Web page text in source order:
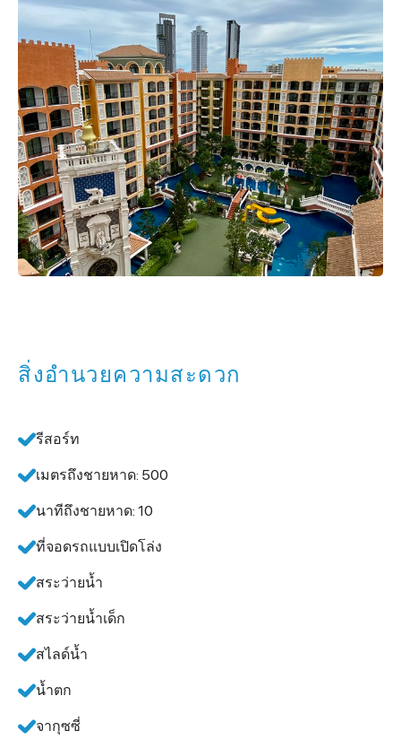
สิ่งอำนวยความสะดวก
รีสอร์ท
เมตรถึงชายหาด: 500
นาทีถึงชายหาด: 10
ที่จอดรถแบบเปิดโล่ง
สระว่ายน้ำ
สระว่ายน้ำเด็ก
สไลด์น้ำ
น้ำตก
จากุซซี่